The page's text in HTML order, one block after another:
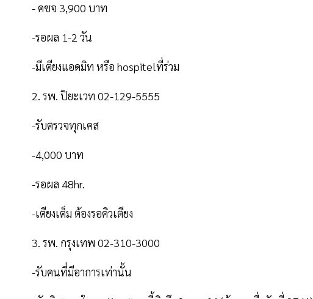
- คชจ 3,900 บาท
-รอผล 1-2 วัน
-มีเตียงแอดมิท หรือ hospitelที่ร่วม
2. รพ. ปิยะเวท 02-129-5555
-รับตรวจทุกเคส
-4,000 บาท
-รอผล 48hr.
-เตียงเต็ม ต้องรอคิวเตียง
3. รพ. กรุงเทพ 02-310-3000
-รับคนที่มีอาการเท่านั้น